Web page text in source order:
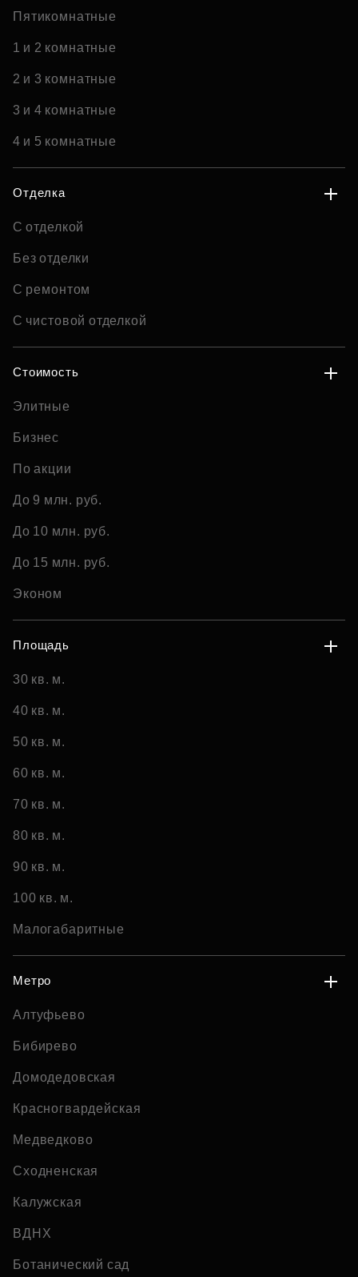
Пятикомнатные
1 и 2 комнатные
2 и 3 комнатные
3 и 4 комнатные
4 и 5 комнатные
Отделка
С отделкой
Без отделки
С ремонтом
С чистовой отделкой
Стоимость
Элитные
Бизнес
По акции
До 9 млн. руб.
До 10 млн. руб.
До 15 млн. руб.
Эконом
Площадь
30 кв. м.
40 кв. м.
50 кв. м.
60 кв. м.
70 кв. м.
80 кв. м.
90 кв. м.
100 кв. м.
Малогабаритные
Метро
Алтуфьево
Бибирево
Домодедовская
Красногвардейская
Медведково
Сходненская
Калужская
ВДНХ
Ботанический сад